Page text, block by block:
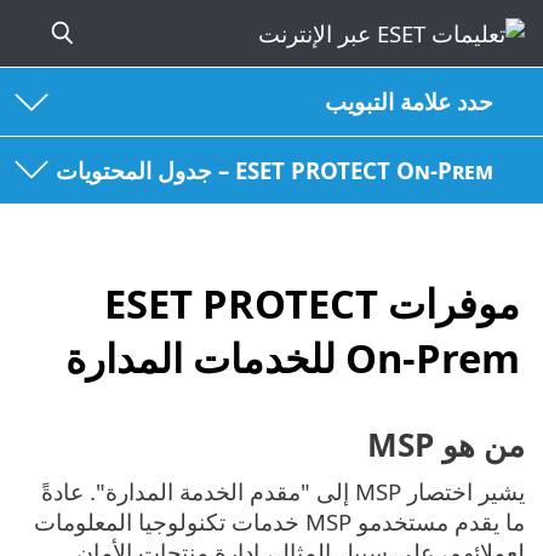
حدد علامة التبويب
ESET PROTECT On-Prem – جدول المحتويات
موفرات ESET PROTECT
On-Prem للخدمات المدارة
من هو MSP
يشير اختصار MSP إلى "مقدم الخدمة المدارة". عادةً
ما يقدم مستخدمو MSP خدمات تكنولوجيا المعلومات